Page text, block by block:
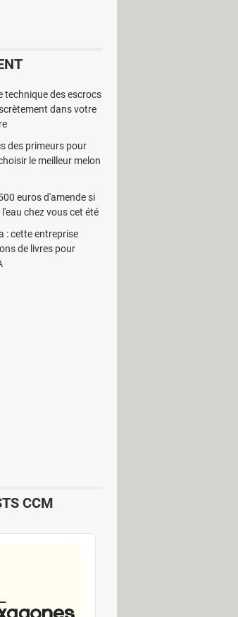
permettant à
à l’aide d’un
la raison
à noter que le
technique des escrocs
dans votre
des primeurs pour
le meilleur melon
euros d'amende si
chez vous cet été
: cette entreprise
de livres pour
CCM